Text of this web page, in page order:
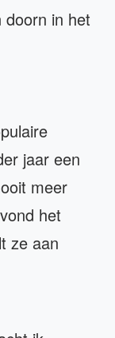
doorn in het
jaar een
meer
het
ze aan